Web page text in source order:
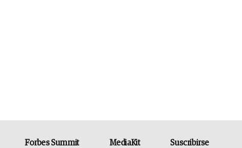
Forbes Summit MediaKit Suscribirse